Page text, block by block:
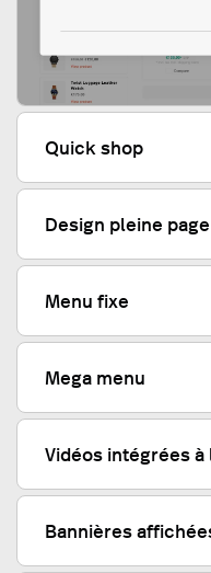
Quick shop
Design pleine page
Menu fixe
Mega menu
Vidéos intégrées
Bannières